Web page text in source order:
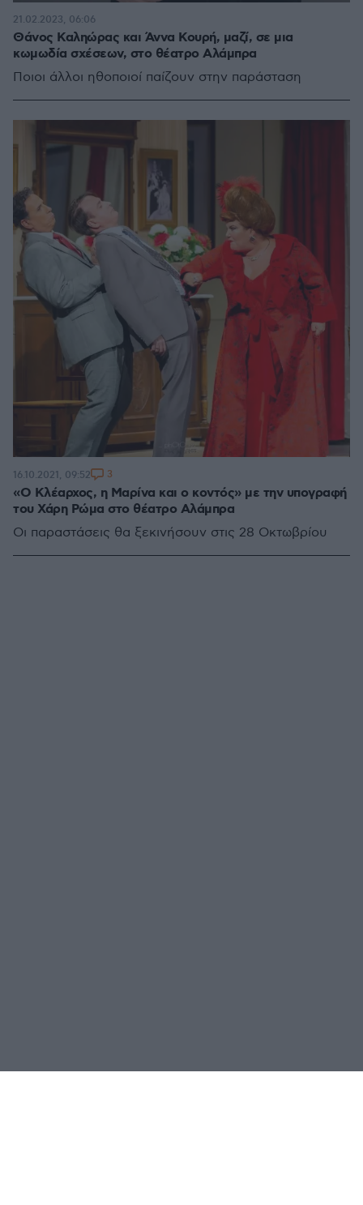
Θάνος Καληώρας και Άννα Κουρή, μαζί, σε μια
κωμωδία σχέσεων, στο θέατρο Αλάμπρα
Ποιοι άλλοι ηθοποιοί παίζουν στην παράσταση
21.02.2023, 06:06
«Ο Κλέαρχος, η Μαρίνα και ο κοντός» με την υπογραφή
του Χάρη Ρώμα στο θέατρο Αλάμπρα
Οι παραστάσεις θα ξεκινήσουν στις 28 Οκτωβρίου
16.10.2021, 09:52 3